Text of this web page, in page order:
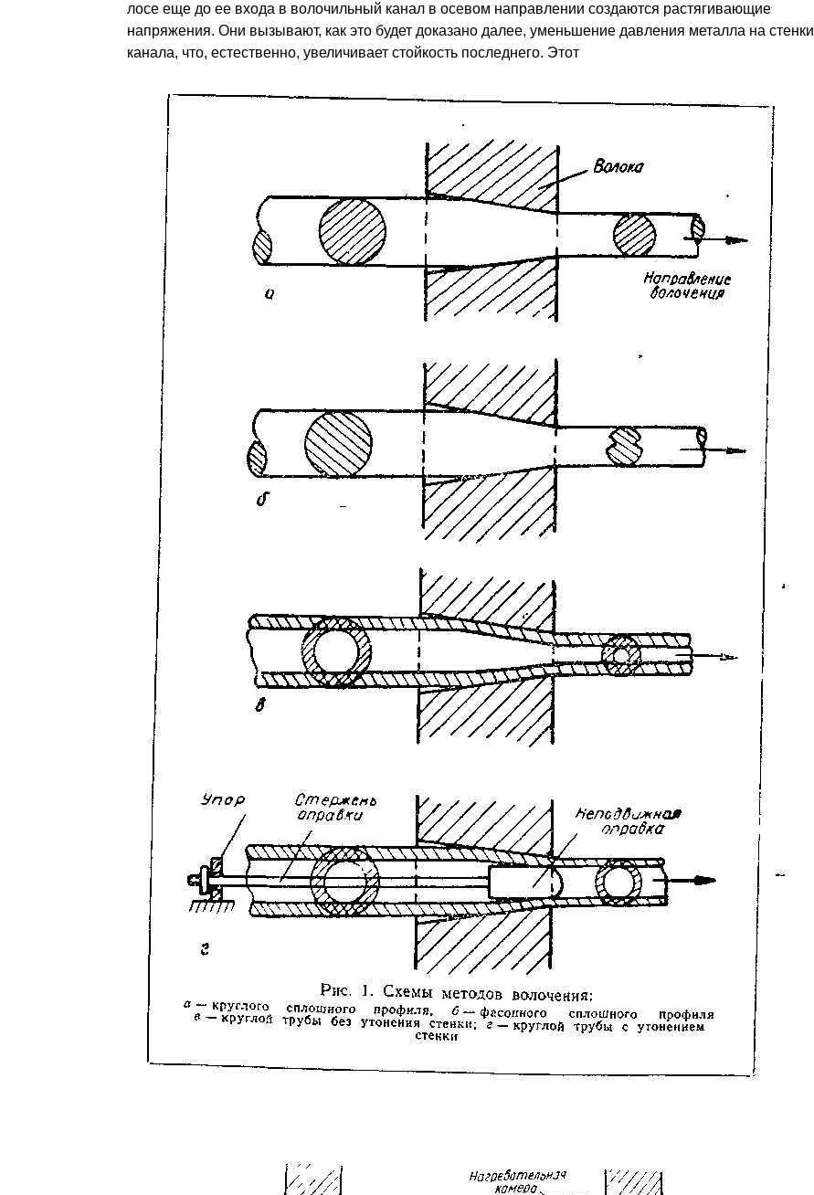
лосе еще до ее входа в волочильный канал в осевом направлении создаются растягивающие
напряжения. Они вызывают, как это будет доказано далее, уменьшение давления металла на стенки
канала, что, естественно, увеличивает стойкость последнего. Этот